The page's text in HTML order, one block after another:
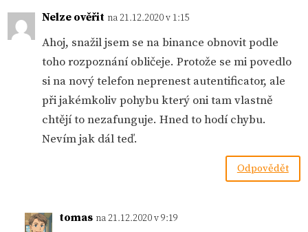
Nelze ověřit na 21.12.2020 v 1:15
Ahoj, snažil jsem se na binance obnovit podle
toho rozpoznání obličeje. Protože se mi povedlo
si na nový telefon neprenest autentificator, ale
při jakémkoliv pohybu který oni tam vlastně
chtějí to nezafunguje. Hned to hodí chybu.
Nevím jak dál teď.
Odpovědět
tomas na 21.12.2020 v 9:19